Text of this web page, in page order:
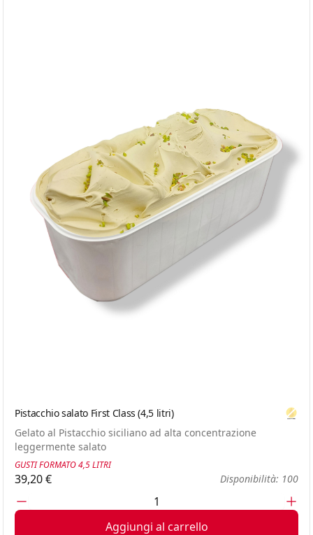
Pistacchio salato First Class (4,5 litri)
Gelato al Pistacchio siciliano ad alta concentrazione
leggermente salato
GUSTI FORMATO 4,5 LITRI
39,20 € Disponibilità: 100
Aggiungi al carrello